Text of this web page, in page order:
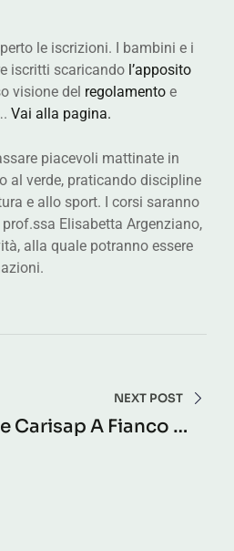
le iscrizioni. I bambini e i
iscritti scaricando l’apposito
visione del regolamento e
Vai alla pagina.
piacevoli mattinate in
al verde, praticando discipline
e allo sport. I corsi saranno
Elisabetta Argenziano,
alla quale potranno essere
NEXT POST
Carisap A Fianco Di